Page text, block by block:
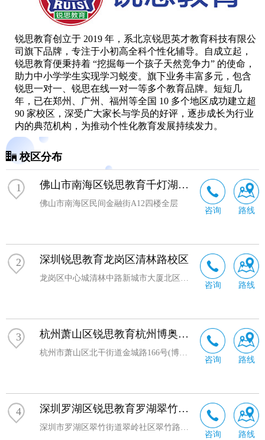
锐思教育创立于 2019 年，系北京锐思英才教育科技有限公
司旗下品牌，专注于小初高全科个性化辅导。自成立起，
锐思教育便秉持着 “挖掘每一个孩子天然竞争力” 的使命，
助力中小学学生实现学习蜕变。旗下业务丰富多元，包含
锐思一对一、锐思在线一对一等多个教育品牌。短短几
年，已在郑州、广州、福州等全国 10 多个地区成功建立超
90 家校区，深受广大家长与学员的好评，逐步成长为行业
内的典范机构，为推动个性化教育发展持续发力。
校区分布
1 佛山市南海区锐思教育千灯湖校区
佛山市南海区民间金融街A12四楼全层
咨询 路线
2 深圳锐思教育龙岗区清林路校区
龙岗区中心城清林中路新城市大厦北区505
咨询 路线
3 杭州萧山区锐思教育杭州博奥校区
杭州市萧山区北干街道金城路166号(博奥路地铁站D口步行110米)
咨询 路线
4 深圳罗湖区锐思教育罗湖翠竹校区
深圳市罗湖区翠竹街道翠岭社区翠竹路1056号逸翠园1层103
咨询 路线